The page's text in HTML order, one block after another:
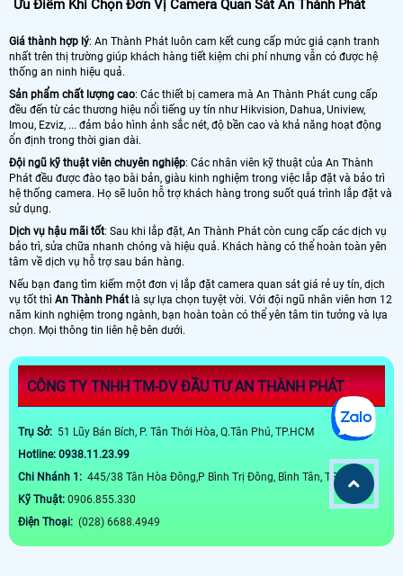
Ưu Điểm Khi Chọn Đơn Vị Camera Quan Sát An Thành Phát
Giá thành hợp lý: An Thành Phát luôn cam kết cung cấp mức giá cạnh tranh
nhất trên thị trường giúp khách hàng tiết kiệm chi phí nhưng vẫn có được hệ
thống an ninh hiệu quả.
Sản phẩm chất lượng cao: Các thiết bị camera mà An Thành Phát cung cấp
đều đến từ các thương hiệu nổi tiếng uy tín như Hikvision, Dahua, Uniview,
Imou, Ezviz, ... đảm bảo hình ảnh sắc nét, độ bền cao và khả năng hoạt động
ổn định trong thời gian dài.
Đội ngũ kỹ thuật viên chuyên nghiệp: Các nhân viên kỹ thuật của An Thành
Phát đều được đào tạo bài bản, giàu kinh nghiệm trong việc lắp đặt và bảo trì
hệ thống camera. Họ sẽ luôn hỗ trợ khách hàng trong suốt quá trình lắp đặt và
sử dụng.
Dịch vụ hậu mãi tốt: Sau khi lắp đặt, An Thành Phát còn cung cấp các dịch vụ
bảo trì, sửa chữa nhanh chóng và hiệu quả. Khách hàng có thể hoàn toàn yên
tâm về dịch vụ hỗ trợ sau bán hàng.
Nếu bạn đang tìm kiếm một đơn vị lắp đặt camera quan sát giá rẻ uy tín, dịch
vụ tốt thì An Thành Phát là sự lựa chọn tuyệt vời. Với đội ngũ nhân viên hơn 12
năm kinh nghiệm trong ngành, bạn hoàn toàn có thể yên tâm tin tưởng và lựa
chọn. Mọi thông tin liên hệ bên dưới.
CÔNG TY TNHH TM-DV ĐẦU TƯ AN THÀNH PHÁT
Trụ Sở: 51 Lũy Bán Bích, P. Tân Thới Hòa, Q.Tân Phú, TP.HCM
Hotline: 0938.11.23.99
Chi Nhánh 1: 445/38 Tân Hòa Đông,P Bình Trị Đông, Bình Tân, TP HCM
Kỹ Thuật: 0906.855.330
Điện Thoại: (028) 6688.4949